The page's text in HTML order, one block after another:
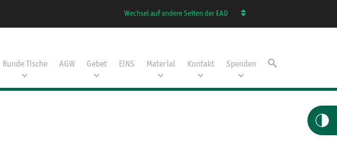
Wechsel auf andere Seiten der EAD
Runde Tische AGW Gebet EiNS Material Kontakt Spenden